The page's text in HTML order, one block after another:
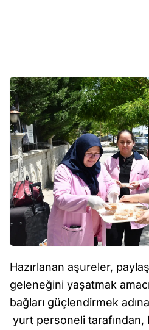
Hazırlanan aşureler,
geleneğini yaşatmak
bağları güçlendirmek
yurt personeli tarafından,